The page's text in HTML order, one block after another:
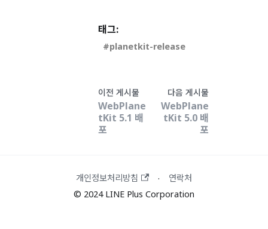
태그:
planetkit-release
이전 게시물
WebPlane
tKit 5.1 배
포
다음 게시물
WebPlane
tKit 5.0 배
포
개인정보처리방침 ·
연락처
© 2024 LINE Plus Corporation